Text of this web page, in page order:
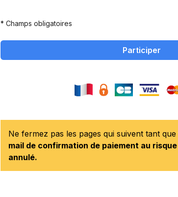
* Champs obligatoires
Participer
Ne fermez pas les pages qui suivent tant
mail de confirmation de paiement au
annulé.